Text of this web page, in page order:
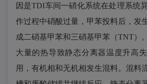
因是TDI车间一硝化系统在处理系统
作过程中硝酸过量，甲苯投料后，发
成二硝基甲苯和三硝基甲苯（TNT）
大量的热导致静态分离器温度升高
用，有机相和无机相发生混料。混料